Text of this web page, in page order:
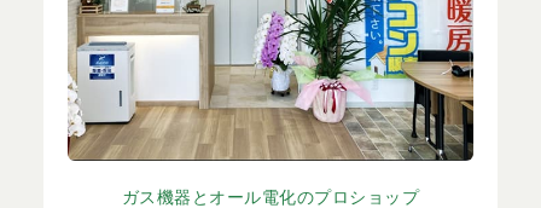
ガス機器とオール電化のプロショップ